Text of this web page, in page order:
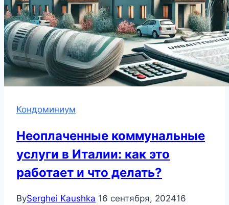
Кондоминиум
Неоплаченные коммунальные
услуги в Италии: как это
работает и что делать?
BySerghei Kaushka 16 сентября, 202416